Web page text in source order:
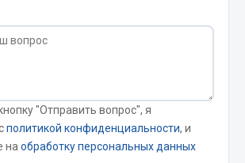
газа"Отправить вопрос", я
политикой конфиденциальности, и
на обработку персональных данных